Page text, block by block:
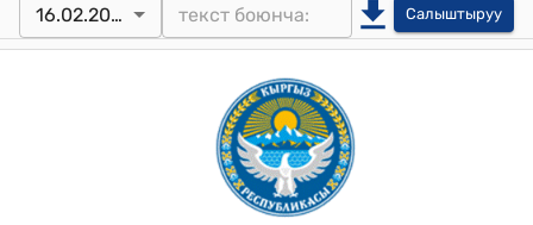
16.02.2024 Салыштыруу